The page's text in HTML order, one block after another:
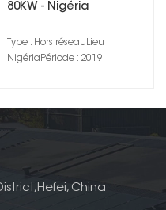
80KW - Nigéria
Type : Hors réseauLieu :
NigériaPériode : 2019
China